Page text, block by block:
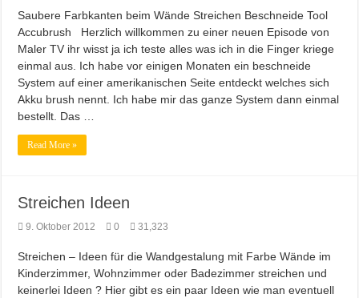
Farb brillianz mit CAPAROL ICONS für Schönbuch
Richtige Farbauswahl für kleine Räume
Entspannung nach der Arbeit im Gamingzimmer
Amtico vynyl Boden verlegt!
Saubere Farbkanten beim Wände Streichen Beschneide Tool
Accubrush Herzlich willkommen zu einer neuen Episode von
Maler TV ihr wisst ja ich teste alles was ich in die Finger kriege
einmal aus. Ich habe vor einigen Monaten ein beschneide
System auf einer amerikanischen Seite entdeckt welches sich
Akku brush nennt. Ich habe mir das ganze System dann einmal
bestellt. Das …
Read More »
Streichen Ideen
9. Oktober 2012 0 31,323
Streichen – Ideen für die Wandgestalung mit Farbe Wände im
Kinderzimmer, Wohnzimmer oder Badezimmer streichen und
keinerlei Ideen ? Hier gibt es ein paar Ideen wie man eventuell